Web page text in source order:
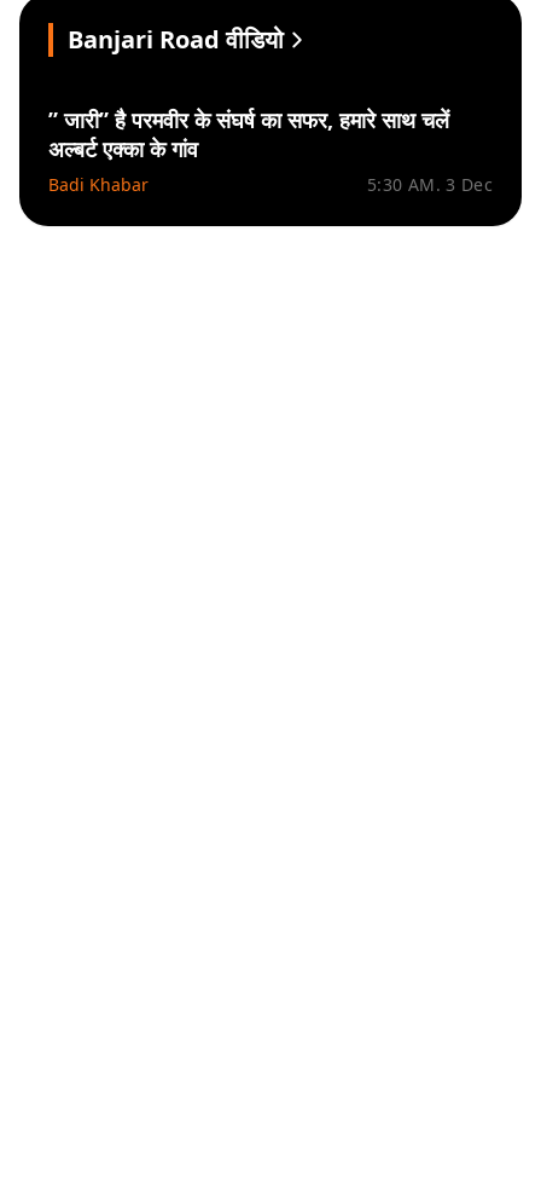
Banjari Road वीडियो
” जारी” है परमवीर के संघर्ष का सफर, हमारे साथ चलें
अल्बर्ट एक्का के गांव
Badi Khabar 5:30 AM. 3 Dec